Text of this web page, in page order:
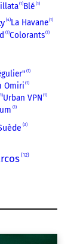
1 Blé 1
4 La Havane 1
1 Colorants 1
1
Omiri 1
1 Urban VPN 1
1
3
12